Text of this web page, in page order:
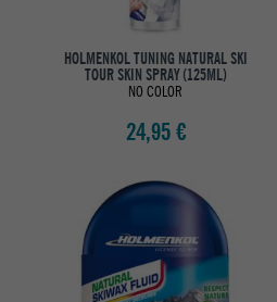
HOLMENKOL TUNING NATURAL SKI
TOUR SKIN SPRAY (125ML)
NO COLOR
24,95 €